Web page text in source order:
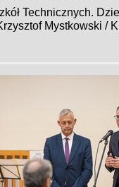
Technicznych.
Mystkowski /